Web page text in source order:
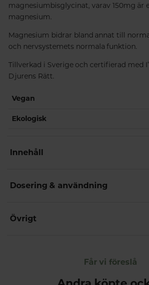
magnesiumbisglycinat, varav 150mg är
magnesium.
Magnesium bidrar bland annat till
och nervsystemets normala funktion.
Tillverkad i Sverige och certifierad med
Djurens Rätt.
Vegan
Ekologisk
Innehåll
Dosering & användning
Övrigt
Får vi föreslå